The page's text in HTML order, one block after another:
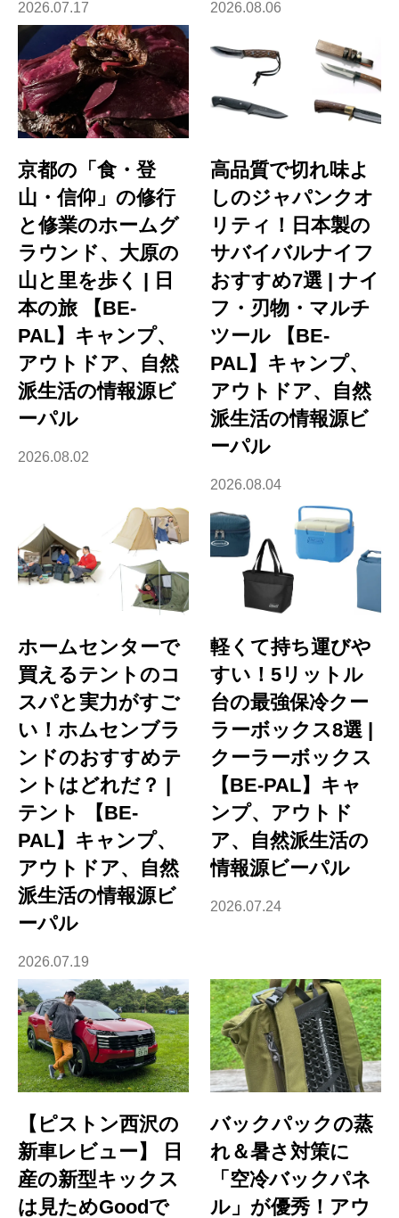
2026.07.17 2026.08.06
京都の「食・登
山・信仰」の修行
と修業のホームグ
ラウンド、大原の
山と里を歩く | 日
本の旅 【BE-
PAL】キャンプ、
アウトドア、自然
派生活の情報源ビ
ーパル
2026.08.02
高品質で切れ味よ
しのジャパンクオ
リティ！日本製の
サバイバルナイフ
おすすめ7選 | ナイ
フ・刃物・マルチ
ツール 【BE-
PAL】キャンプ、
アウトドア、自然
派生活の情報源ビ
ーパル
2026.08.04
ホームセンターで
買えるテントのコ
スパと実力がすご
い！ホムセンブラ
ンドのおすすめテ
ントはどれだ？ |
テント 【BE-
PAL】キャンプ、
アウトドア、自然
派生活の情報源ビ
ーパル
2026.07.19
軽くて持ち運びや
すい！5リットル
台の最強保冷クー
ラーボックス8選 |
クーラーボックス
【BE-PAL】キャ
ンプ、アウトド
ア、自然派生活の
情報源ビーパル
2026.07.24
【ピストン西沢の
新車レビュー】 日
産の新型キックス
は見ためGoodで
バックパックの蒸
れ＆暑さ対策に
「空冷バックパネ
ル」が優秀！アウ